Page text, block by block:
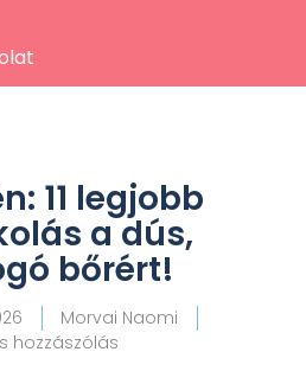
11 legjobb
a dús,
bőrért!
Morvai Naomi
hozzászólás